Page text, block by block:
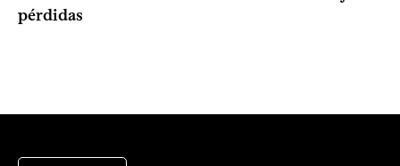
pérdidas